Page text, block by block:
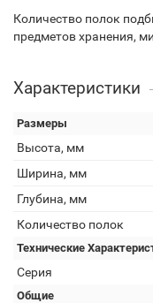
Количество полок
предметов хранения,
Характеристики
Размеры
Высота, мм
Ширина, мм
Глубина, мм
Количество полок
Технические
Серия
Общие